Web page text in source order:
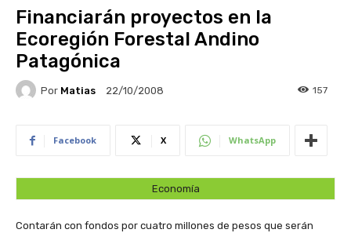
Financiarán proyectos en la
Ecoregión Forestal Andino
Patagónica
Por Matias 22/10/2008 157
Facebook X WhatsApp
Economía
Contarán con fondos por cuatro millones de pesos que serán